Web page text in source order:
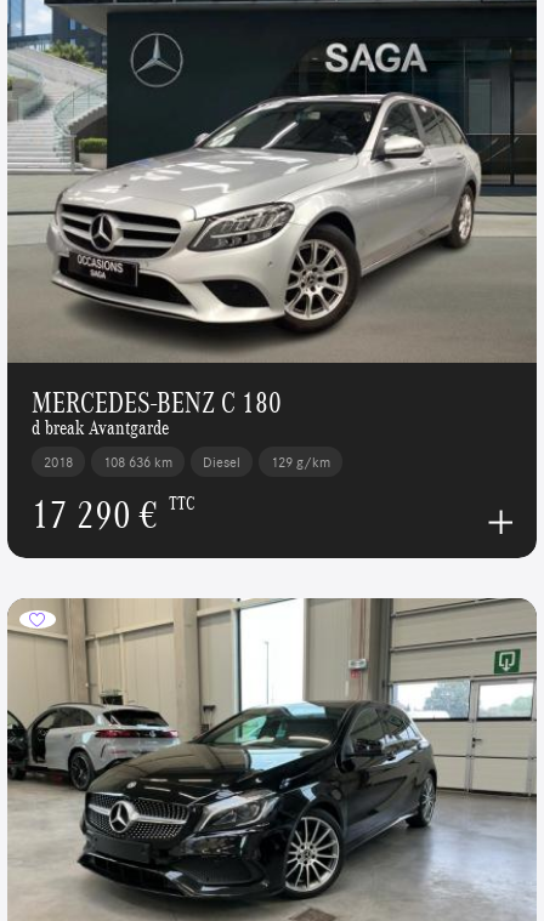
MERCEDES-BENZ C 180
d break Avantgarde
2018 108 636 km Diesel 129 g/km
17 290 € TTC